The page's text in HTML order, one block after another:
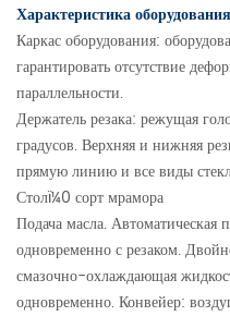
Характеристика оборудования
Каркас оборудования:
гарантировать отсутствие
параллельности.
Держатель резака: режущая
градусов. Верхняя и нижняя
прямую линию и все виды
Столï¼0 сорт мрамора
Подача масла. Автоматическая
одновременно с резаком.
смазочно-охлаждающая
одновременно. Конвейер: